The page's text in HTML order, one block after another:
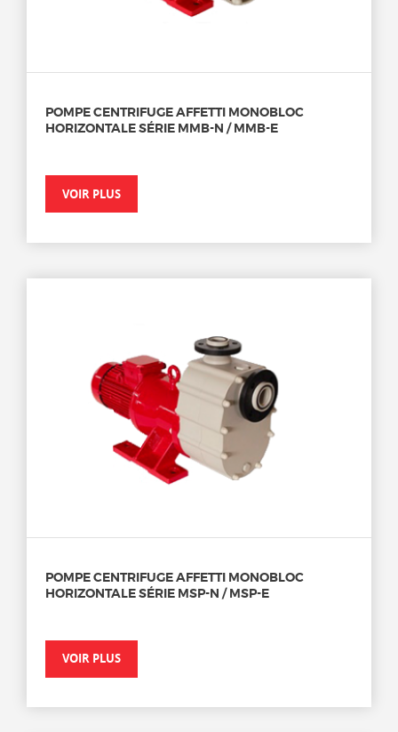
POMPE CENTRIFUGE AFFETTI MONOBLOC
HORIZONTALE SÉRIE MMB-N / MMB-E
VOIR PLUS
POMPE CENTRIFUGE AFFETTI MONOBLOC
HORIZONTALE SÉRIE MSP-N / MSP-E
VOIR PLUS